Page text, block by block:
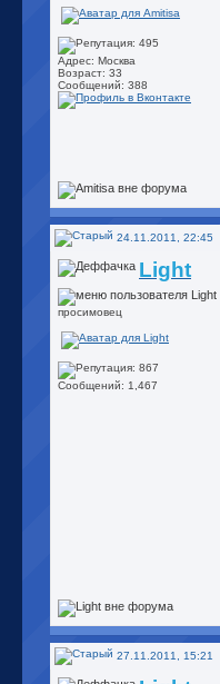
Адрес: Москва
Возраст: 33
Сообщений: 388
24.11.2011, 22:45
Light
просимовец
Сообщений: 1,467
27.11.2011, 15:21